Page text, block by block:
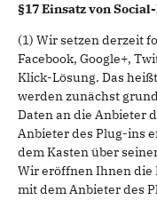
§17 Einsatz von
(1) Wir setzen derzeit
Facebook, Google+,
Klick-Lösung. Das
werden zunächst
Daten an die Anbieter
Anbieter des Plug-ins
dem Kasten über
Wir eröffnen Ihnen die
mit dem Anbieter des